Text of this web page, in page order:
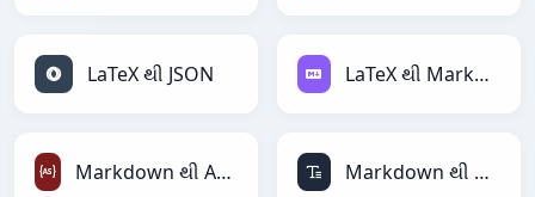
LaTeX થી JSON LaTeX થી Markdown
Markdown થી ActionScript Markdown થી ASCII